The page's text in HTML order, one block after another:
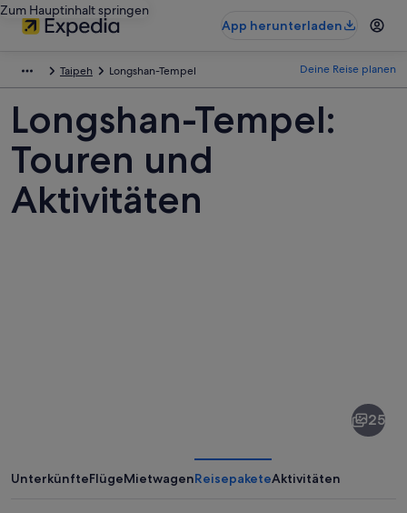
Zum Hauptinhalt springen
App herunterladen
Taipeh Longshan-Tempel Deine Reise planen
Longshan-Tempel:
Touren und
Aktivitäten
25
UnterkünfteFlügeMietwagenReisepaketeAktivitäten